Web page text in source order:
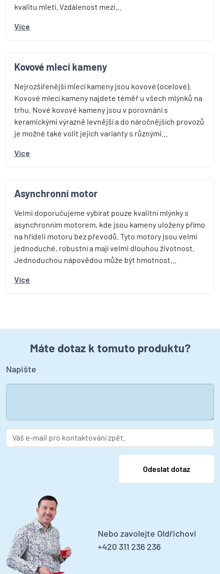
kvalitu mletí. Vzdálenost mezi…
Více
Kovové mlecí kameny
Nejrozšířenější mlecí kameny jsou kovové (ocelové).
Kovové mlecí kameny najdete téměř u všech mlýnků na
trhu. Nové kovové kameny jsou v porovnání s
keramickými výrazně levnější a do náročnějších provozů
je možné také volit jejich varianty s různými…
Více
Asynchronní motor
Velmi doporučujeme vybírat pouze kvalitní mlýnky s
asynchronním motorem, kde jsou kameny uloženy přímo
na hřídeli motoru bez převodů. Tyto motory jsou velmi
jednoduché, robustní a mají velmi dlouhou životnost.
Jednoduchou nápovědou může být hmotnost…
Více
Máte dotaz k tomuto produktu?
Nebo zavolejte Oldřichovi
+420 311 236 236
Napište